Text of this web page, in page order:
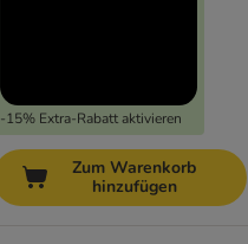
-15% Extra-Rabatt aktivieren
Zum Warenkorb
hinzufügen